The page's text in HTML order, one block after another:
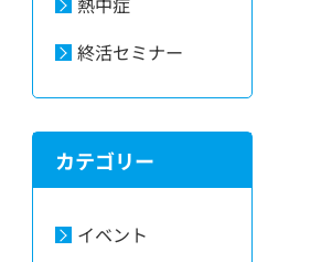
終活セミナー
カテゴリー
イベント